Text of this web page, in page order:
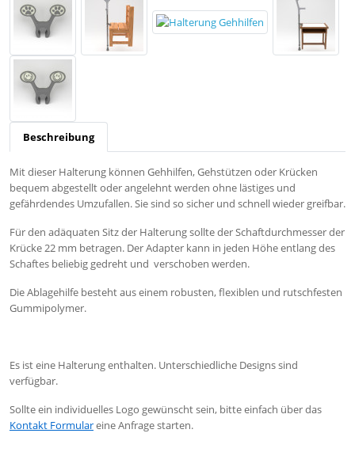
Beschreibung
Mit dieser Halterung können Gehhilfen, Gehstützen oder Krücken
bequem abgestellt oder angelehnt werden ohne lästiges und
gefährdendes Umzufallen. Sie sind so sicher und schnell wieder greifbar.
Für den adäquaten Sitz der Halterung sollte der Schaftdurchmesser der
Krücke 22 mm betragen. Der Adapter kann in jeden Höhe entlang des
Schaftes beliebig gedreht und verschoben werden.
Die Ablagehilfe besteht aus einem robusten, flexiblen und rutschfesten
Gummipolymer.
Es ist eine Halterung enthalten. Unterschiedliche Designs sind
verfügbar.
Sollte ein individuelles Logo gewünscht sein, bitte einfach über das
Kontakt Formulareine Anfrage starten.